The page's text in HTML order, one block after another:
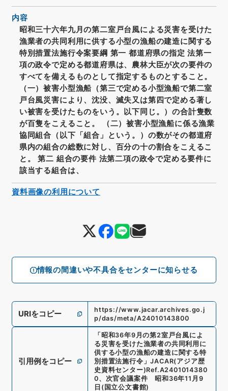
情報の間違いや不具合をセンターに知らせる
内容
昭和三十六年九月の第二室戸台風による災害を受けた
漁業者の共同利用に供する小型の漁船の建造に関する
特別措置法施行令案要綱 第一 都道府県の指定 法第一
項の政令で定める都道府県は、農林大臣が次の要件の
すべてを備えるものとして指定するものとすること。
（一）被害小型漁船（第三で定める小型漁船で第二室
戸台風災害により、沈没、滅失又は第四で定める著し
い被害を受けたものをいう。以下同じ。）の合計隻数
が百隻をこえること。 （二）被害小型漁船に係る漁業
協同組合（以下「組合」という。）の数がその都道府
県内の組合の総数に対し、百分の十の割合をこえるこ
と。 第二 組合の要件 法第二項の政令で定める要件に
該当する組合は、
URIをコピー
https://www.jacar.archives.go.j
p/das/meta/A24010143800
引用例をコピー
「 昭和36年9月の第2室戸台風によ
る災害を受けた漁業者の共同利用に
供する小型の漁船の建造に関する特
別措置法施行令 」JACAR(アジア歴
史資料センター)Ref.A2401014380
0、 次官会議案件 昭和36年11月9
日 ( 国立公文書館)
資料画像の利用について